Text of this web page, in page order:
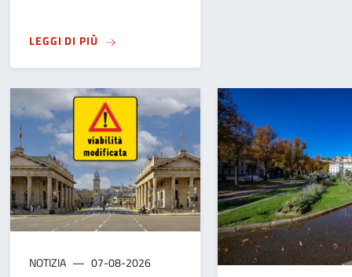
LEGGI DI PIÙSUDAL MUSEO CAFFI DI BERGAMO A
NOTIZIA 07-08-2026